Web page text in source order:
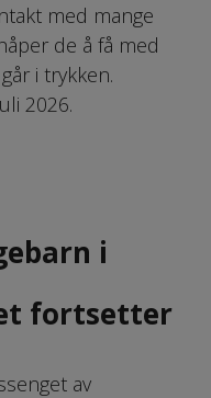
med mange
de å få med
i trykken.
2026.
i
fortsetter
av